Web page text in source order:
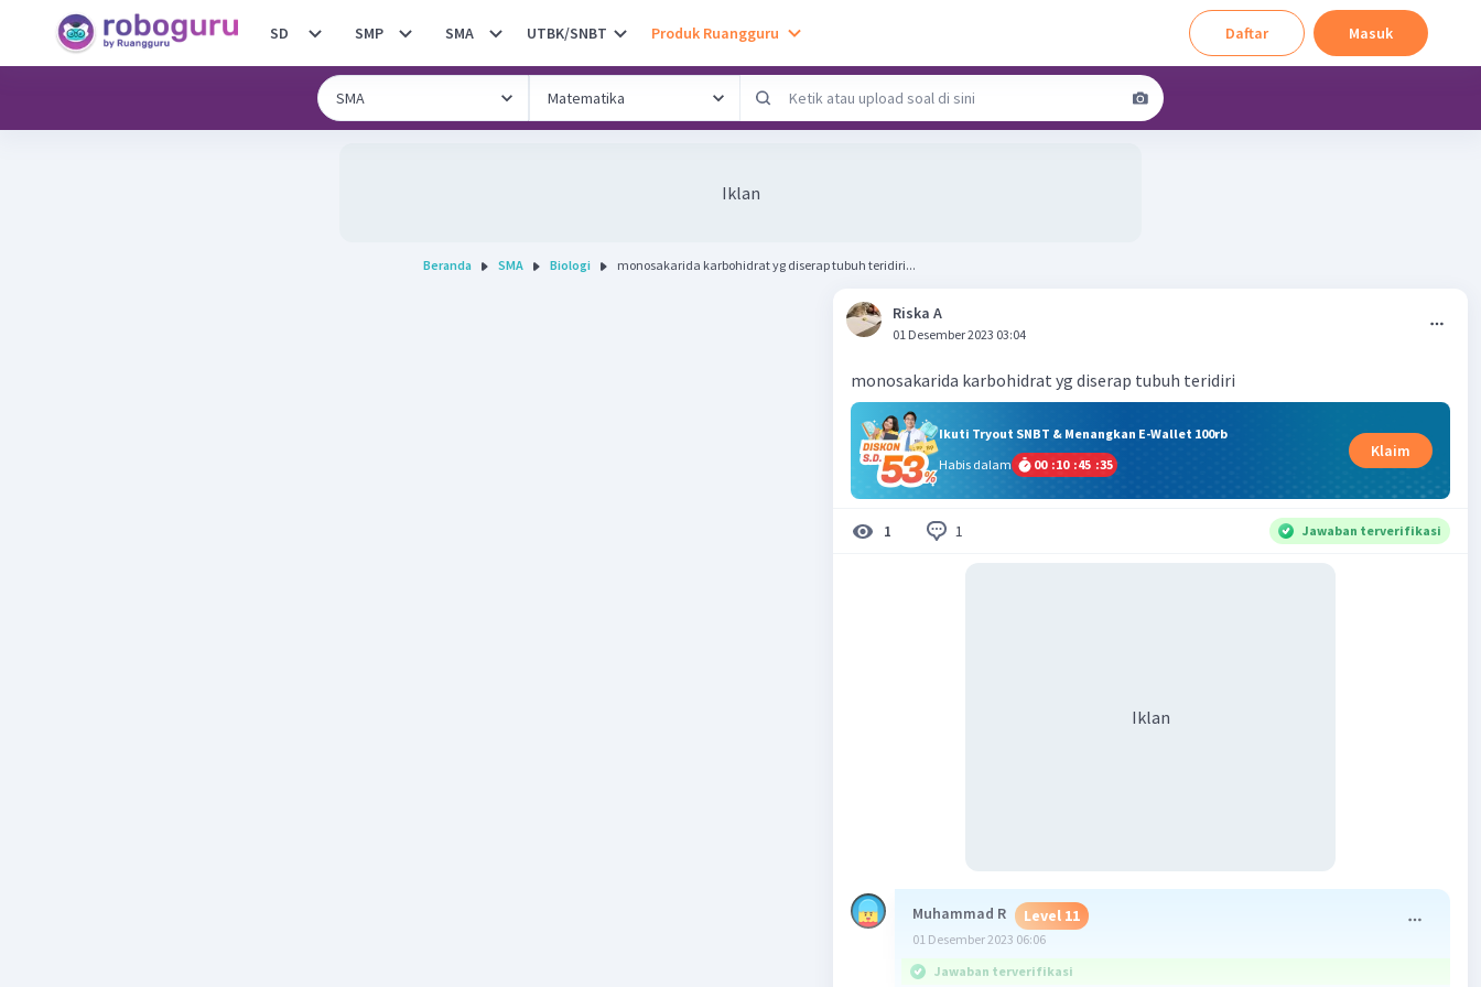
SD SMP SMA UTBK/SNBT Produk Ruangguru Daftar Masuk
Iklan
Beranda SMA Biologi monosakarida karbohidrat yg diserap tubuh teridiri...
Riska A
01 Desember 2023 03:04
monosakarida karbohidrat yg diserap tubuh teridiri
Ikuti Tryout SNBT & Menangkan E-Wallet 100rb
Habis dalam
00 :10 :45 :35
Klaim
1 1 Jawaban terverifikasi
Iklan
Muhammad R Level 11
01 Desember 2023 06:06
Jawaban terverifikasi